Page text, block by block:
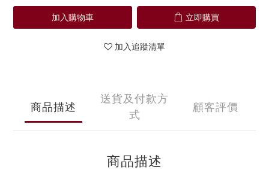
加入購物車 立即購買
加入追蹤清單
商品描述
送貨及付款方
式
顧客評價
商品描述